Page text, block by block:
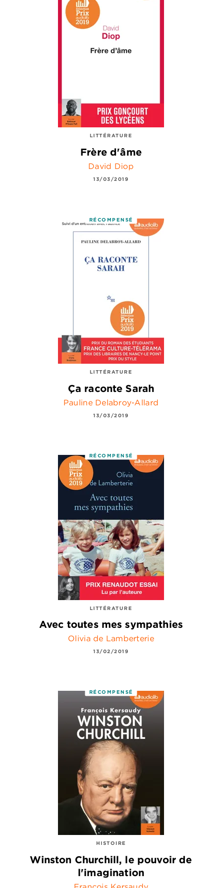
LITTÉRATURE
Frère d'âme
David Diop
13/03/2019
RÉCOMPENSÉ
LITTÉRATURE
Ça raconte Sarah
Pauline Delabroy-Allard
13/03/2019
RÉCOMPENSÉ
LITTÉRATURE
Avec toutes mes sympathies
Olivia de Lamberterie
13/02/2019
RÉCOMPENSÉ
HISTOIRE
Winston Churchill, le pouvoir de
l'imagination